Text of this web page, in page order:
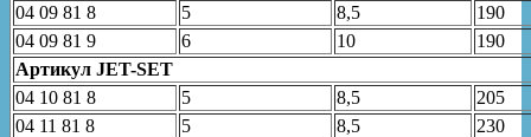
04 09 81 8
5 8,5
190
04 09 81 9
6 10
190
Артикул JET-SET
04 10 81 8
5 8,5
205
04 11 81 8
5 8,5
230